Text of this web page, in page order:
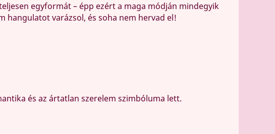
egyformát – épp ezért a maga módján mindegyik
hangulatot varázsol, és soha nem hervad el!
és az ártatlan szerelem szimbóluma lett.